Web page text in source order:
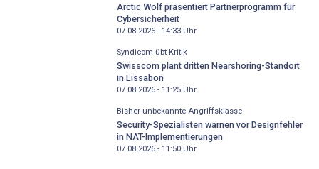
Arctic Wolf präsentiert Partnerprogramm für
Cybersicherheit
07.08.2026 - 14:33Uhr
Syndicom übt Kritik
Swisscom plant dritten Nearshoring-Standort
in Lissabon
07.08.2026 - 11:25Uhr
Bisher unbekannte Angriffsklasse
Security-Spezialisten warnen vor Designfehler
in NAT-Implementierungen
07.08.2026 - 11:50Uhr